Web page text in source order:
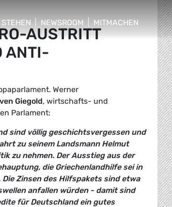
STEHEN
menu
NEWSROOM
show/hide sub menu
MITMACHEN
show/hide sub menu
AUSTRITT
ANTI-
Werner
Giegold, wirtschafts- und
Parlament:
sind völlig geschichtsvergessen und
zu seinem Landsmann Helmut
zu nehmen. Der Ausstieg aus der
die Griechenlandhilfe sei in
Zinsen des Hilfspakets sind etwa
anfallen würden - damit sind
für Deutschland ein gutes